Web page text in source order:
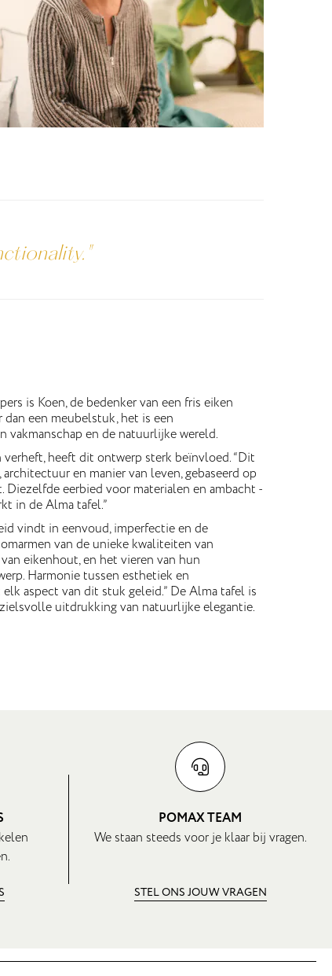
is Koen, de bedenker van een fris eiken
een meubelstuk, het is een
en de natuurlijke wereld.
heeft dit ontwerp sterk beïnvloed. “Dit
en manier van leven, gebaseerd op
eerbied voor materialen en ambacht -
in de Alma tafel.”
vindt in eenvoud, imperfectie en de
van de unieke kwaliteiten van
eikenhout, en het vieren van hun
Harmonie tussen esthetiek en
aspect van dit stuk geleid.” De Alma tafel is
uitdrukking van natuurlijke elegantie.
POMAX TEAM
We staan steeds voor je klaar bij vragen.
STEL ONS JOUW VRAGEN